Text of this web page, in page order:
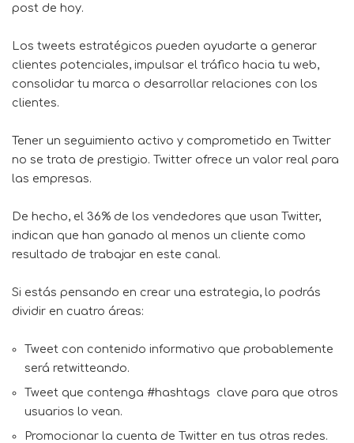
post de hoy.
Los tweets estratégicos pueden ayudarte a generar
clientes potenciales, impulsar el tráfico hacia tu web,
consolidar tu marca o desarrollar relaciones con los
clientes.
Tener un seguimiento activo y comprometido en Twitter
no se trata de prestigio. Twitter ofrece un valor real para
las empresas.
De hecho, el 36% de los vendedores que usan Twitter,
indican que han ganado al menos un cliente como
resultado de trabajar en este canal.
Si estás pensando en crear una estrategia, lo podrás
dividir en cuatro áreas:
Tweet con contenido informativo que probablemente
será retwitteando.
Tweet que contenga #hashtags clave para que otros
usuarios lo vean.
Promocionar la cuenta de Twitter en tus otras redes.